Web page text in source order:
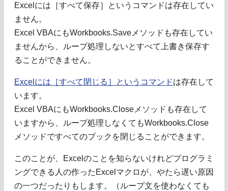
Excelには［すべて保存］というコマンドは存在してい
ません。
Excel VBAにもWorkbooks.Saveメソッドも存在してい
ませんから、ループ処理しないとすべて上書き保存す
ることができません。
Excelには［すべて閉じる］というコマンドは存在して
います。
Excel VBAにもWorkbooks.Closeメソッドも存在して
いますから、ループ処理しなくてもWorkbooks.Close
メソッドですべてのブックを閉じることができます。
このことが、Excelのことを知らないけれどプログラミ
ングできる人の作ったExcelマクロが、やたら遅い原因
の一つだったりもします。（ループ文を使わなくても